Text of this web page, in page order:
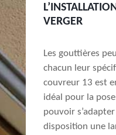
VERGER
Les gouttières
chacun leur
couvreur 13 est
idéal pour la
pouvoir
disposition une